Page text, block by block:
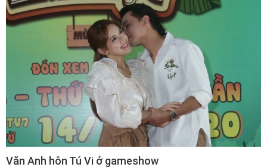
Văn Anh hôn Tú Vi ở gameshow